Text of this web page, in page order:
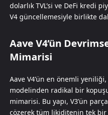
dolarlık TVL’si ve DeFi kredi
V4 güncellemesiyle birlikte
Aave V4’ün
Mimarisi
Aave V4’ün en önemli
modelinden radikal bir
mimarisi. Bu yapı, V3’ün
çözerek tüm likiditenin tek bir